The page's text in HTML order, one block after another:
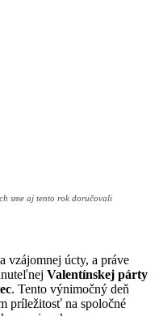
sme aj tento rok doručovali
vzájomnej úcty, a práve
Valentínskej párty
. Tento výnimočný deň
príležitosť na spoločné